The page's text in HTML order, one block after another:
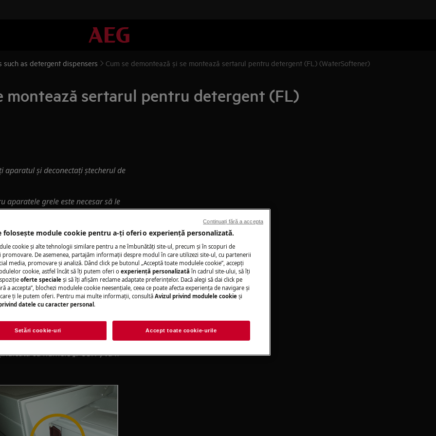
as detergent dispensers Cum se demontează și se montează sertarul pentru detergent (FL) (WaterSoftener)
montează sertarul pentru detergent (FL)
aparatul și deconectați ștecherul de
aparatele grele este necesar să le
închisă.
poate avea
detergent
de modelul dvs. de mașină de spălat
cu numele „PUSH”) va fi
folosește module cookie pentru a-ţi oferi o experienţă personalizată.
cookie și alte tehnologii similare pentru a ne îmbunătăţi site-ul, precum și în scopuri de
promovare. De asemenea, partajăm informaţii despre modul în care utilizezi site-ul, cu partenerii
media, promovare și analiză. Dând click pe butonul „Acceptă toate modulele cookie”, accepţi
cookie, astfel încât să îţi putem oferi o experienţă personalizată în cadrul site-ului, să îţi
oferte speciale și să îţi afișăm reclame adaptate preferinţelor. Dacă alegi să dai click pe
a accepta”, blochezi modulele cookie neesenţiale, ceea ce poate afecta experienţa de navigare și
ţi le putem oferi. Pentru mai multe informaţii, consultă Avizul privind modulele cookie și
datele cu caracter personal .
Setări cookie-uri Accept toate cookie-urile
Continuați fără a accepta